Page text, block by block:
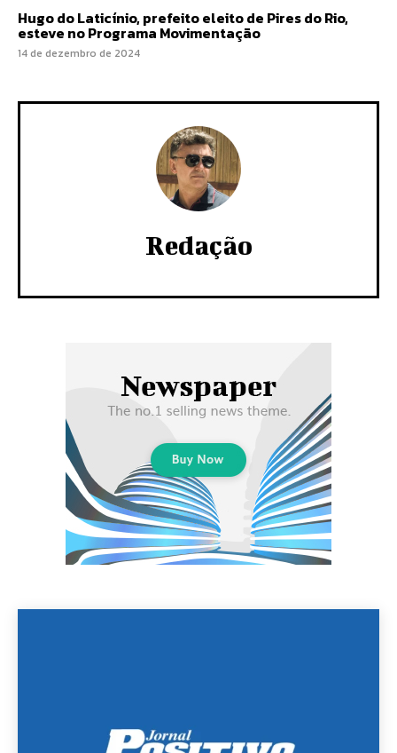
Hugo do Laticínio, prefeito eleito de Pires do Rio,
esteve no Programa Movimentação
14 de dezembro de 2024
Redação